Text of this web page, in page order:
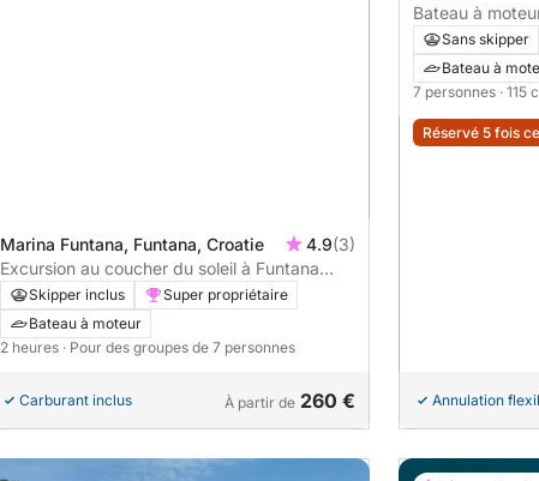
Marina Funtana, Funtana, Croatie 4.9(3)
Excursion au coucher du soleil à Funtana
avec arrêts baignade
Skipper inclus
Super propriétaire
Bateau à moteur
2 heures · Pour des groupes de 7 personnes
Carburant inclus À partir de 260 €
Sans skipper
Bateau à
7 personnes · 115
Réservé 5 fois
Annulation